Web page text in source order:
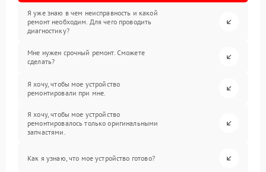
Я уже знаю в чем неисправность и какой
ремонт необходим. Для чего проводить
диагностику?
Мне нужен срочный ремонт. Сможете
сделать?
Я хочу, чтобы мое устройство
ремонтировали при мне.
Я хочу, чтобы мое устройство
ремонтировалось только оригинальными
запчастями.
Как я узнаю, что мое устройство готово?